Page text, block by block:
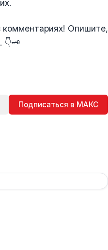
Опишите,
👇🗝
Подписаться в МАКС